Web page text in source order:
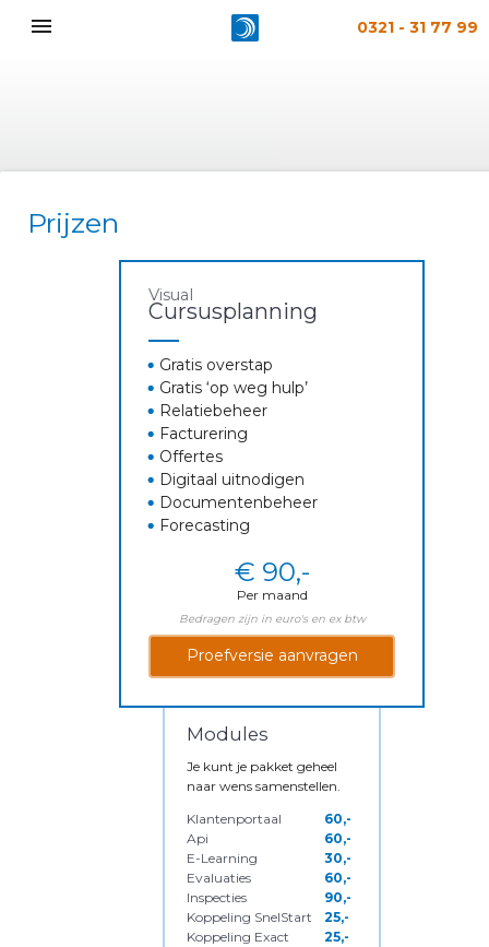
menu 0321 - 31 77 99
Prijzen
Visual
Cursusplanning
Gratis overstap
Gratis ‘op weg hulp’
Relatiebeheer
Facturering
Offertes
Digitaal uitnodigen
Documentenbeheer
Forecasting
€ 90,-
Per maand
Bedragen zijn in euro's en ex btw
Proefversie aanvragen
Modules
Je kunt je pakket geheel
naar wens samenstellen.
Klantenportaal
60,-
Api
60,-
E-Learning
30,-
Evaluaties
60,-
Inspecties
90,-
Koppeling SnelStart
25,-
Koppeling Exact
25,-